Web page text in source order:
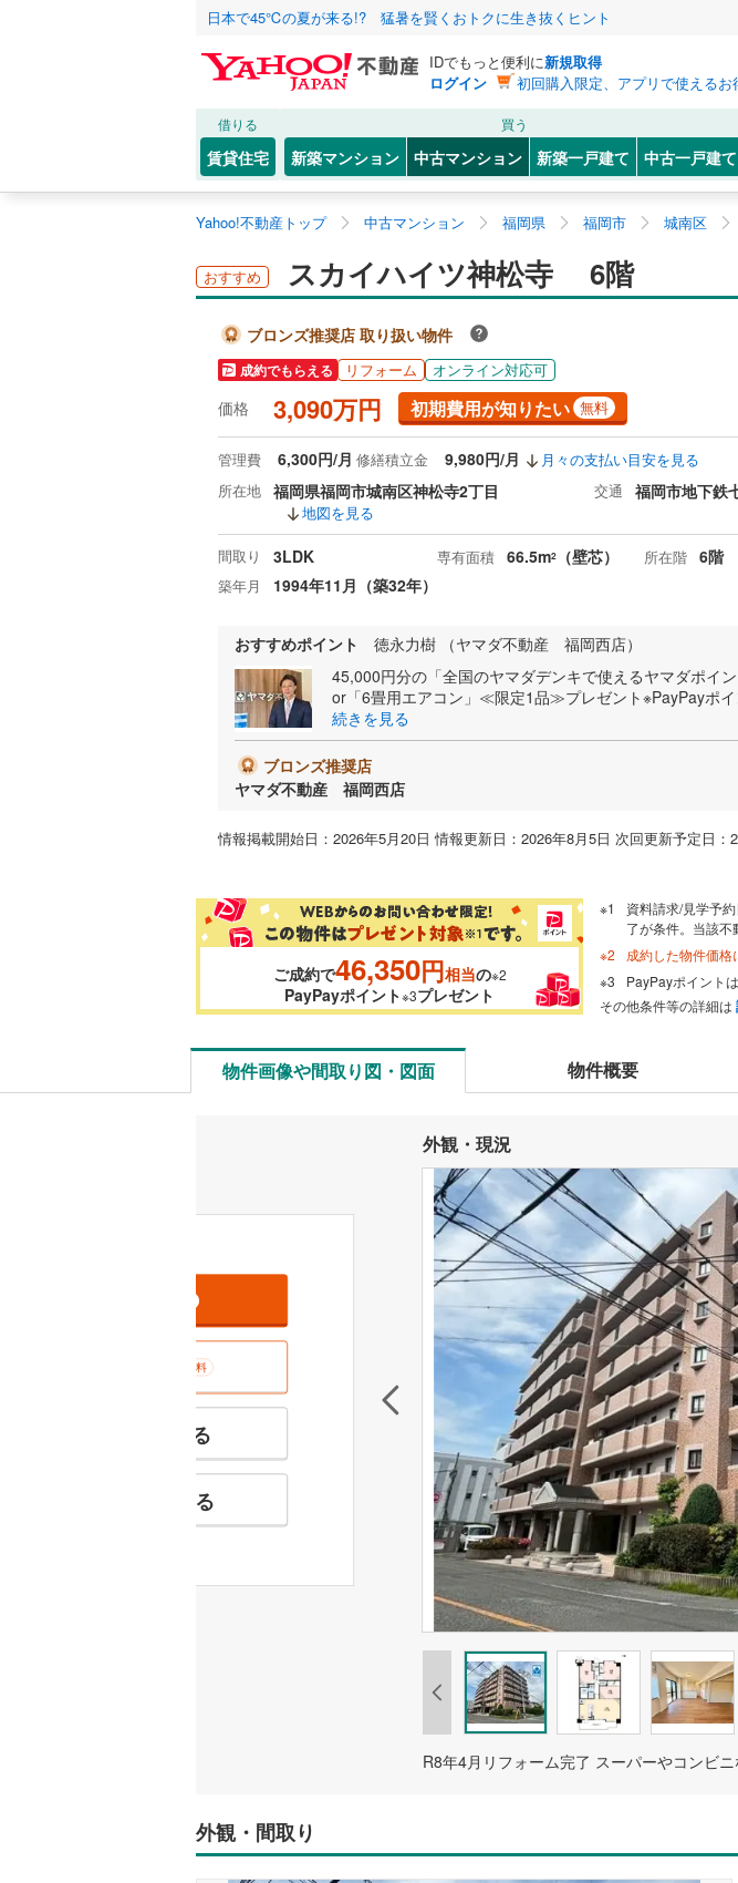
日本で45℃の夏が来る!? 猛暑を賢くおトクに生き抜くヒント
IDでもっと便利に新規取得
ログイン
初回購入限定、アプリで使えるお
借りる
賃貸住宅
買う
新築マンション 中古マンション 新築一戸建て 中古一戸建て
Yahoo!不動産トップ 中古マンション 福岡県 福岡市 城南区
おすすめ スカイハイツ神松寺 6階
ブロンズ推奨店 取り扱い物件
成約でもらえる リフォーム オンライン対応可
価格 3,090万円 初期費用が知りたい 無料
管理費 6,300円/月 修繕積立金 9,980円/月
月々の支払い目安を見る
所在地 福岡県福岡市城南区神松寺2丁目
地図を見る
交通 福岡市地下鉄
間取り 3LDK 専有面積 66.5m2 （壁芯） 所在階 6階
築年月 1994年11月（築32年）
おすすめポイント
徳永力樹 （ヤマダ不動産 福岡西店）
45,000円分の「全国のヤマダデンキで使えるヤマダポイ
or「6畳用エアコン」≪限定1品≫プレゼント※PayPayポ
続きを見る
ブロンズ推奨店
ヤマダ不動産 福岡西店
情報掲載開始日：2026年5月20日 情報更新日：2026年8月5日 次回更新予定日：
ご成約で46,350円相当の※2
PayPayポイント※3プレゼント
資料請求/見学予
了が条件。当該不
成約した物件価格
PayPayポイント
その他条件等の詳細は
物件画像や間取り図・図面 物件概要
外観・現況
無料
特徴の似た物件を見る
お気に入りに追加する
外観・間取り